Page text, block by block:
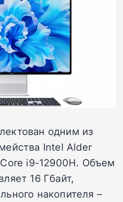
одним из
Intel Alder
i9-12900H. Объем
16 Гбайт,
накопителя –